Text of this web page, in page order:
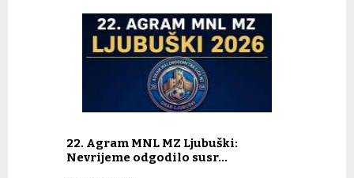
22. Agram MNL MZ Ljubuški:
Nevrijeme odgodilo susr…